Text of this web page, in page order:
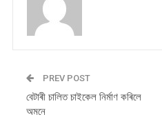
PREV POST
বেটাৰী চালিত চাইকেল নিৰ্মাণ কৰিলে
অমনে